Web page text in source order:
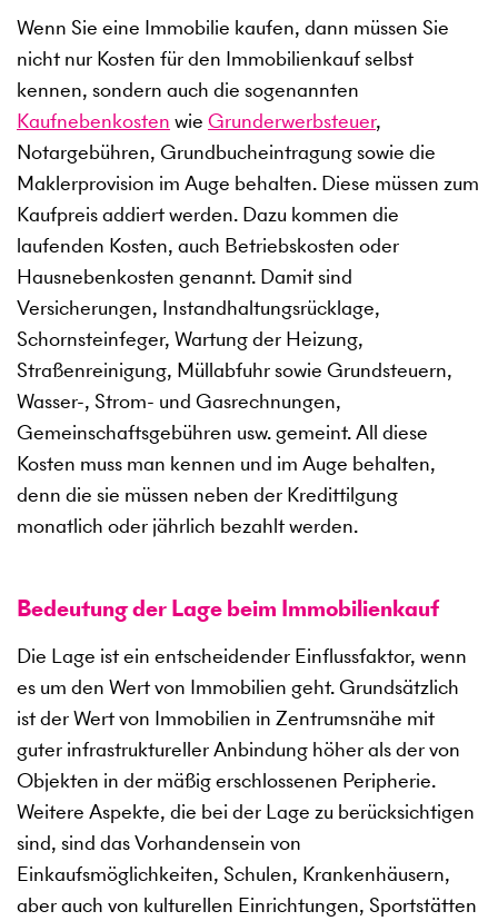
Wenn Sie eine Immobilie kaufen, dann müssen Sie
nicht nur Kosten für den Immobilienkauf selbst
kennen, sondern auch die sogenannten
Kaufnebenkosten wie Grunderwerbsteuer,
Notargebühren, Grundbucheintragung sowie die
Maklerprovision im Auge behalten. Diese müssen zum
Kaufpreis addiert werden. Dazu kommen die
laufenden Kosten, auch Betriebskosten oder
Hausnebenkosten genannt. Damit sind
Versicherungen, Instandhaltungsrücklage,
Schornsteinfeger, Wartung der Heizung,
Straßenreinigung, Müllabfuhr sowie Grundsteuern,
Wasser-, Strom- und Gasrechnungen,
Gemeinschaftsgebühren usw. gemeint. All diese
Kosten muss man kennen und im Auge behalten,
denn die sie müssen neben der Kredittilgung
monatlich oder jährlich bezahlt werden.
Bedeutung der Lage beim Immobilienkauf
Die Lage ist ein entscheidender Einflussfaktor, wenn
es um den Wert von Immobilien geht. Grundsätzlich
ist der Wert von Immobilien in Zentrumsnähe mit
guter infrastruktureller Anbindung höher als der von
Objekten in der mäßig erschlossenen Peripherie.
Weitere Aspekte, die bei der Lage zu berücksichtigen
sind, sind das Vorhandensein von
Einkaufsmöglichkeiten, Schulen, Krankenhäusern,
aber auch von kulturellen Einrichtungen, Sportstätten